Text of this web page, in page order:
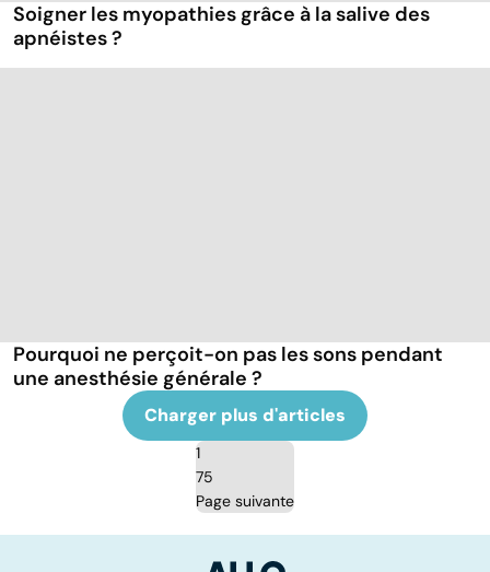
Soigner les myopathies grâce à la salive des
apnéistes ?
Pourquoi ne perçoit-on pas les sons pendant
une anesthésie générale ?
Charger plus d'articles
1
75
Page suivante